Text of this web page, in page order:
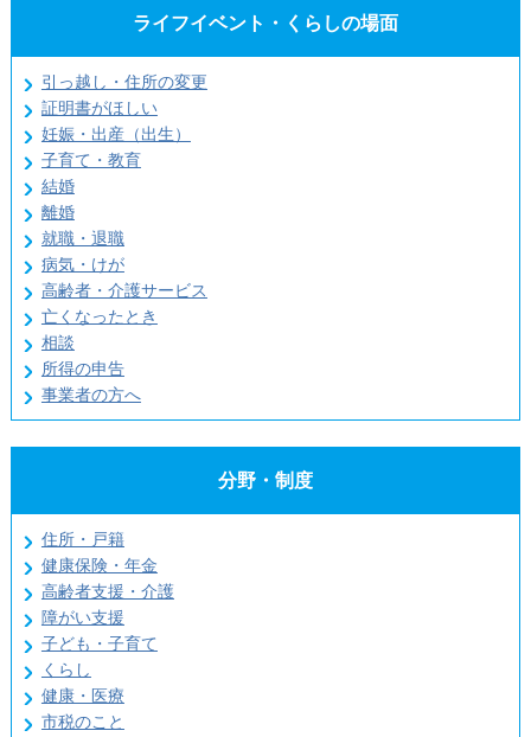
ライフイベント・くらしの場面
引っ越し・住所の変更
証明書がほしい
妊娠・出産（出生）
子育て・教育
結婚
離婚
就職・退職
病気・けが
高齢者・介護サービス
亡くなったとき
相談
所得の申告
事業者の方へ
分野・制度
住所・戸籍
健康保険・年金
高齢者支援・介護
障がい支援
子ども・子育て
くらし
健康・医療
市税のこと